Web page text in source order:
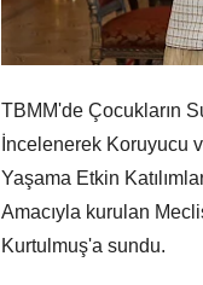
TBMM'de Çocukların
İncelenerek Koruyucu
Yaşama Etkin
Amacıyla kurulan
Kurtulmuş'a sundu.